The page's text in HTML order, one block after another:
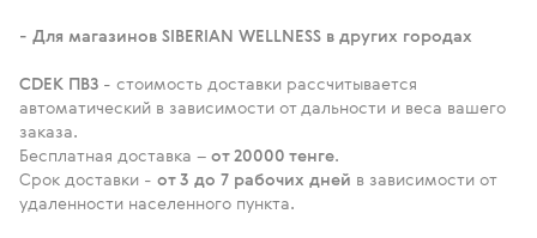
- Для магазинов SIBERIAN WELLNESS в других городах
CDEK ПВЗ - стоимость доставки рассчитывается
автоматический в зависимости от дальности и веса вашего
заказа.
Бесплатная доставка – от 20000 тенге.
Срок доставки - от 3 до 7 рабочих дней в зависимости от
удаленности населенного пункта.